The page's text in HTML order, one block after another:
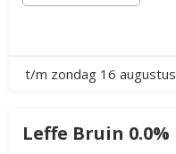
t/m zondag 16 augustus
Leffe Bruin 0.0%